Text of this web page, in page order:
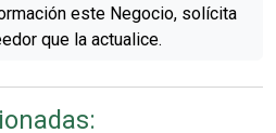
este Negocio, solícita
que la actualice.